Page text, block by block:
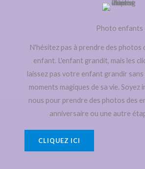
Photo enfants
N'hésitez pas à prendre des photos
enfant. L'enfant grandit, mais les
laissez pas votre enfant grandir
moments magiques de sa vie.
nous pour prendre des photos des
anniversaire ou une autre
CLIQUEZ ICI